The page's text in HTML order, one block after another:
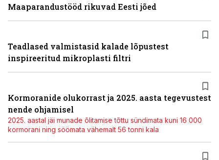
Maaparandustööd rikuvad Eesti jõed
Teadlased valmistasid kalade lõpustest
inspireeritud mikroplasti filtri
Kormoranide olukorrast ja 2025. aasta tegevustest
nende ohjamisel
2025. aastal jäi munade õlitamise tõttu sündimata kuni 16 000
kormorani ning söömata vähemalt 56 tonni kala